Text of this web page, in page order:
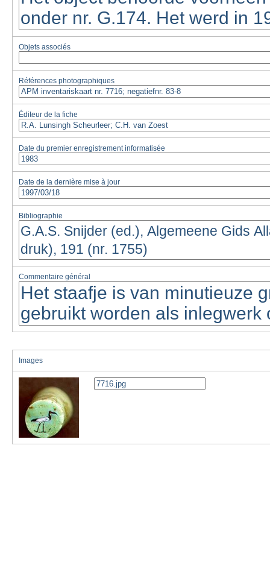
Objets associés
Références photographiques
Éditeur de la fiche
Date du premier enregistrement informatisée
Date de la dernière mise à jour
Bibliographie
Commentaire général
Images